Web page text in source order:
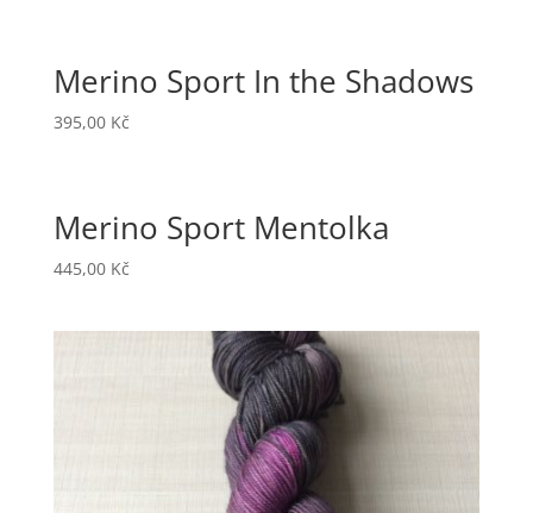
Merino Sport In the Shadows
395,00 Kč
Merino Sport Mentolka
445,00 Kč